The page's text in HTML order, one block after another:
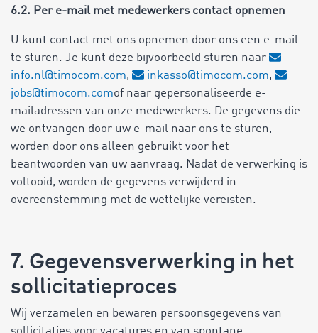
6.2. Per e-mail met medewerkers contact opnemen
U kunt contact met ons opnemen door ons een e-mail
te sturen. Je kunt deze bijvoorbeeld sturen naar
info.nl@timocom.com, inkasso@timocom.com,
jobs@timocom.comof naar gepersonaliseerde e-
mailadressen van onze medewerkers. De gegevens die
we ontvangen door uw e-mail naar ons te sturen,
worden door ons alleen gebruikt voor het
beantwoorden van uw aanvraag. Nadat de verwerking is
voltooid, worden de gegevens verwijderd in
overeenstemming met de wettelijke vereisten.
7. Gegevensverwerking in het
sollicitatieproces
Wij verzamelen en bewaren persoonsgegevens van